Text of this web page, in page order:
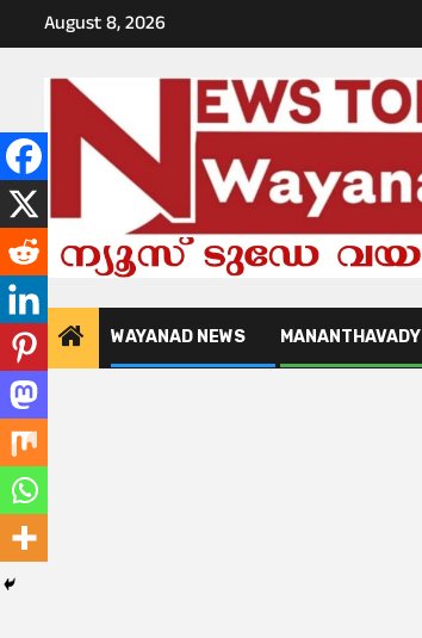
to
August 8, 2026
WAYANAD NEWS MANANTHAVADY